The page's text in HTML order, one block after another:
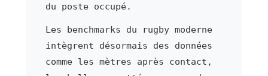
du poste occupé.
Les benchmarks du rugby moderne
intègrent désormais des données
comme les mètres après contact,